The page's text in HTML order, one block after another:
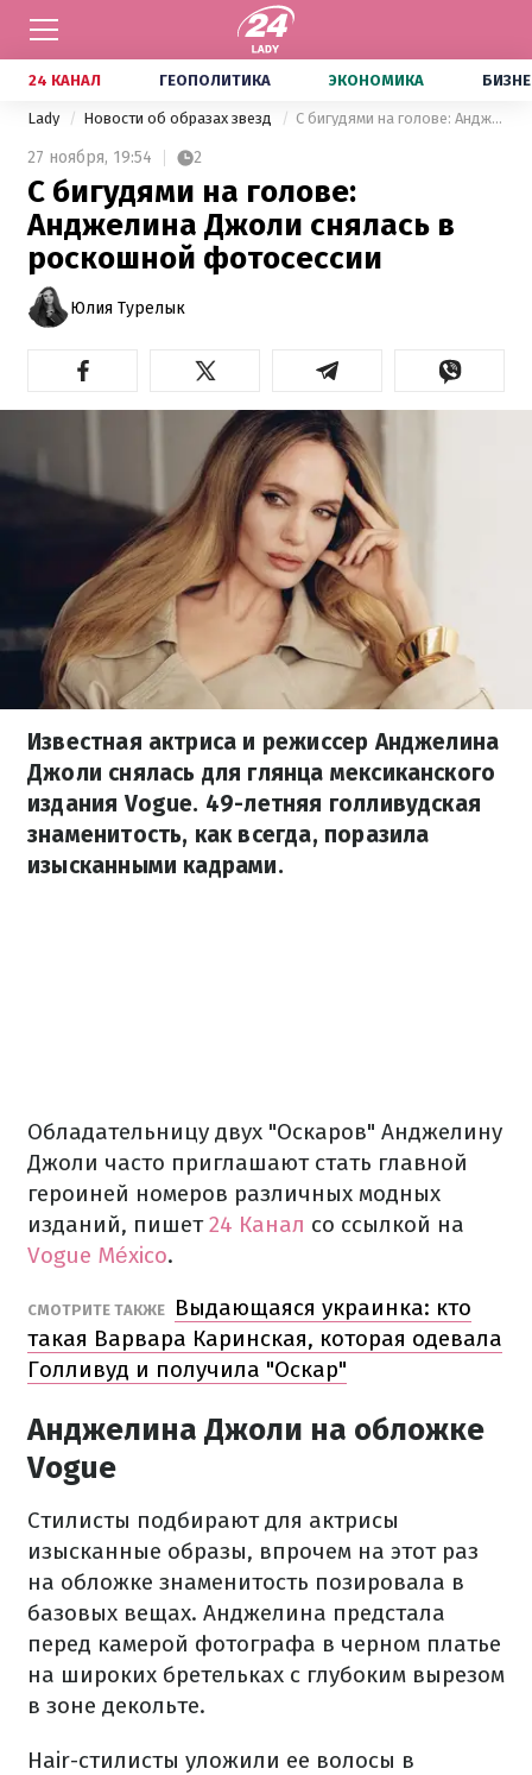
24 КАНАЛ ГЕОПОЛИТИКА ЭКОНОМИКА
Lady Новости об образах звезд С бигудями на голове: Анджелина Джоли снялась в роскошной фотосессии
27 ноября, 19:54 2
С бигудями на голове:
Анджелина Джоли снялась в
роскошной фотосессии
Юлия Турелык
Известная актриса и режиссер Анджелина
Джоли снялась для глянца мексиканского
издания Vogue. 49-летняя голливудская
знаменитость, как всегда, поразила
изысканными кадрами.
Обладательницу двух "Оскаров" Анджелину
Джоли часто приглашают стать главной
героиней номеров различных модных
изданий, пишет24 Канал со ссылкой на
Vogue México.
СМОТРИТЕ ТАКЖЕ
Выдающаяся украинка: кто
такая Варвара Каринская, которая одевала
Голливуд и получила "Оскар"
Анджелина Джоли на обложке
Vogue
Стилисты подбирают для актрисы
изысканные образы, впрочем на этот раз
на обложке знаменитость позировала в
базовых вещах. Анджелина предстала
перед камерой фотографа в черном платье
на широких бретельках с глубоким вырезом
в зоне декольте.
Hair-стилисты уложили ее волосы в